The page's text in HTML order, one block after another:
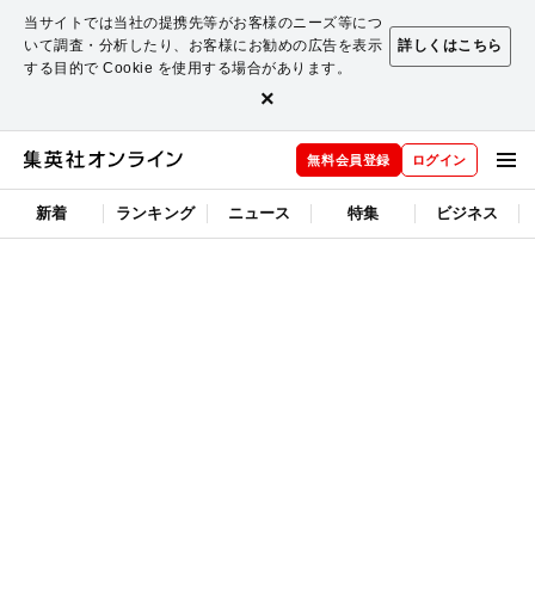
当サイトでは当社の提携先等がお客様のニーズ等につ
いて調査・分析したり、お客様にお勧めの広告を表示
する目的で Cookie を使用する場合があります。
詳しくはこちら
×
無料会員登録 ログイン
新着 ランキング ニュース 特集 ビジネス